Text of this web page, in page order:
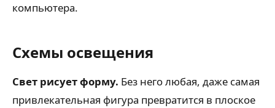
компьютера.
Схемы освещения
Свет рисует форму. Без него любая, даже самая
привлекательная фигура превратится в плоское